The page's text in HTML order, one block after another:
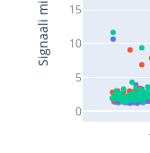
0
5
10
15